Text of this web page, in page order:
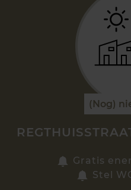
Zoek een woning
(Nog)
Gratis
Stel